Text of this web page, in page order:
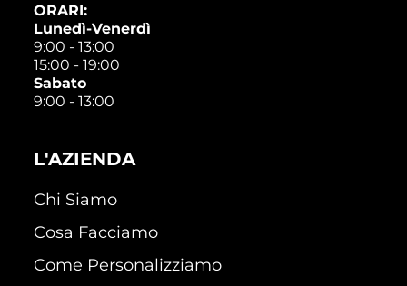
ORARI:
Lunedì-Venerdì
9:00 - 13:00
15:00 - 19:00
Sabato
9:00 - 13:00
L'AZIENDA
Chi Siamo
Cosa Facciamo
Come Personalizziamo